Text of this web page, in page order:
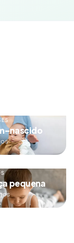
nascido
pequena